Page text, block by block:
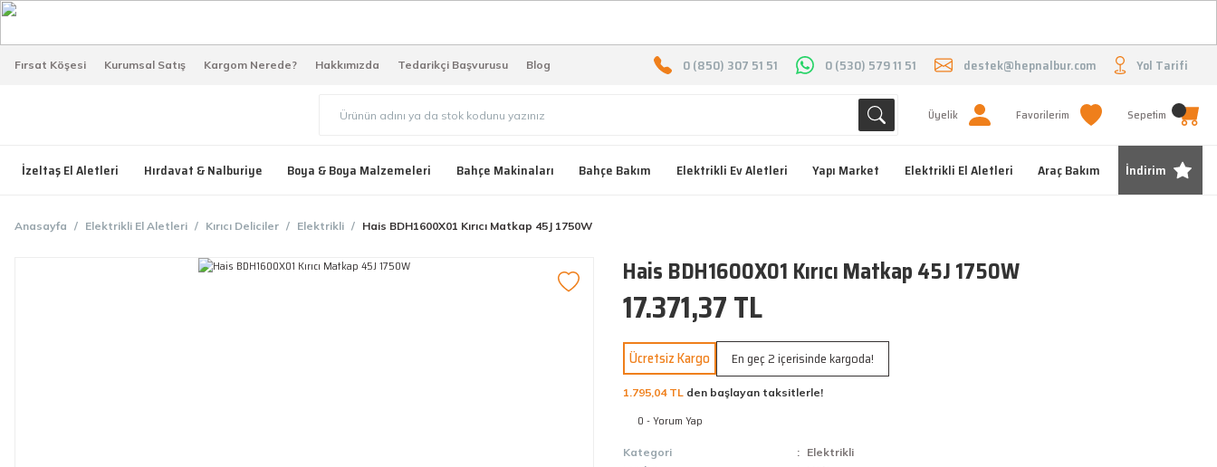
Fırsat Köşesi Kurumsal Satış Kargom Nerede? Hakkımızda Tedarikçi Başvurusu Blog 0 (850) 307 51 51 0 (530) 579 11 51 destek@hepnalbur.com Yol Tarifi
Üyelik Favorilerim Sepetim
İzeltaş El Aletleri Hırdavat & Nalburiye Boya & Boya Malzemeleri Bahçe Makinaları Bahçe Bakım Elektrikli Ev Aletleri Yapı Market Elektrikli El Aletleri Araç Bakım İndirim
Anasayfa Elektrikli El Aletleri Kırıcı Deliciler Elektrikli Hais BDH1600X01 Kırıcı Matkap 45J 1750W
Hais BDH1600X01 Kırıcı Matkap 45J 1750W
17.371,37 TL
Ücretsiz Kargo En geç 2 içerisinde kargoda!
1.795,04 TL den başlayan taksitlerle!
0 - Yorum Yap
Kategori
Elektrikli